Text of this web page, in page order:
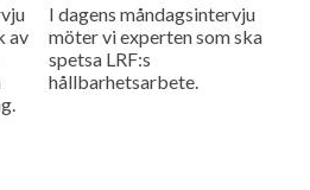
spannmålsmarknaden.
av
I dagens måndagsintervju
möter vi experten som ska
spetsa LRF:s
hållbarhetsarbete.